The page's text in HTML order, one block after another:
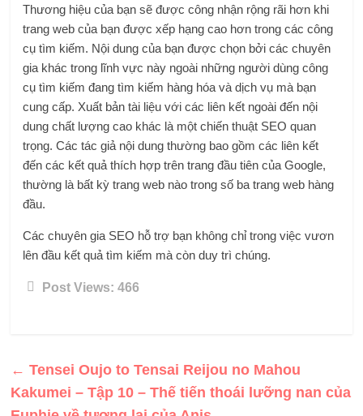
Thương hiệu của bạn sẽ được công nhận rộng rãi hơn khi
trang web của bạn được xếp hạng cao hơn trong các công
cụ tìm kiếm. Nội dung của bạn được chọn bởi các chuyên
gia khác trong lĩnh vực này ngoài những người dùng công
cụ tìm kiếm đang tìm kiếm hàng hóa và dịch vụ mà bạn
cung cấp. Xuất bản tài liệu với các liên kết ngoài đến nội
dung chất lượng cao khác là một chiến thuật SEO quan
trọng. Các tác giả nội dung thường bao gồm các liên kết
đến các kết quả thích hợp trên trang đầu tiên của Google,
thường là bất kỳ trang web nào trong số ba trang web hàng
đầu.
Các chuyên gia SEO hỗ trợ bạn không chỉ trong việc vươn
lên đầu kết quả tìm kiếm mà còn duy trì chúng.
Post Views: 466
← Tensei Oujo to Tensai Reijou no Mahou
Kakumei – Tập 10 – Thế tiến thoái lưỡng nan của